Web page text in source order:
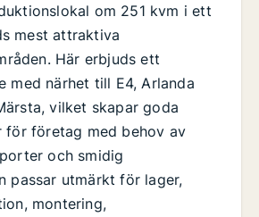
om 251 kvm i ett
mest attraktiva
Här erbjuds ett
med närhet till E4, Arlanda
vilket skapar goda
för företag med behov av
och smidig
passar utmärkt för lager,
montering,